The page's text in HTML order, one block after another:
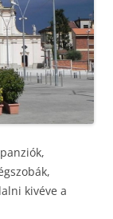
kivéve a